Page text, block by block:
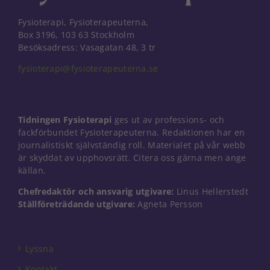
Fysioterapi, Fysioterapeuterna,
Box 3196, 103 63 Stockholm
Besöksadress: Vasagatan 48, 3 tr
fysioterapi@fysioterapeuterna.se
Tidningen Fysioterapi ges ut av professions- och
fackförbundet Fysioterapeuterna. Redaktionen har en
journalistiskt självständig roll. Materialet på vår webb
är skyddat av upphovsrätt. Citera oss gärna men ange
källan.
Chefredaktör och ansvarig utgivare: Linus Hellerstedt
Ställföreträdande utgivare: Agneta Persson
Lyssna
För att vår
hemsida ska
prestera så
bra som
möjligt under
de här
kakorna